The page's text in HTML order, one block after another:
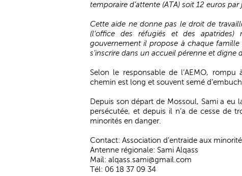
temporaire d’attente (ATA) soit 12 euros
Cette aide ne donne pas le droit de
(l’office des réfugiés et des
gouvernement il propose à chaque famille
s’inscrire dans un accueil pérenne et digne
Selon le responsable de l’AEMO,
chemin est long et souvent semé
Depuis son départ de Mossoul, Sami a eu
persécutée, et depuis il n’a de cesse de
minorités en danger.
Contact: Association d’entraide aux
Antenne régionale: Sami Alqass
Mail: alqass.sami@gmail.com
Tél: 06 18 37 09 34